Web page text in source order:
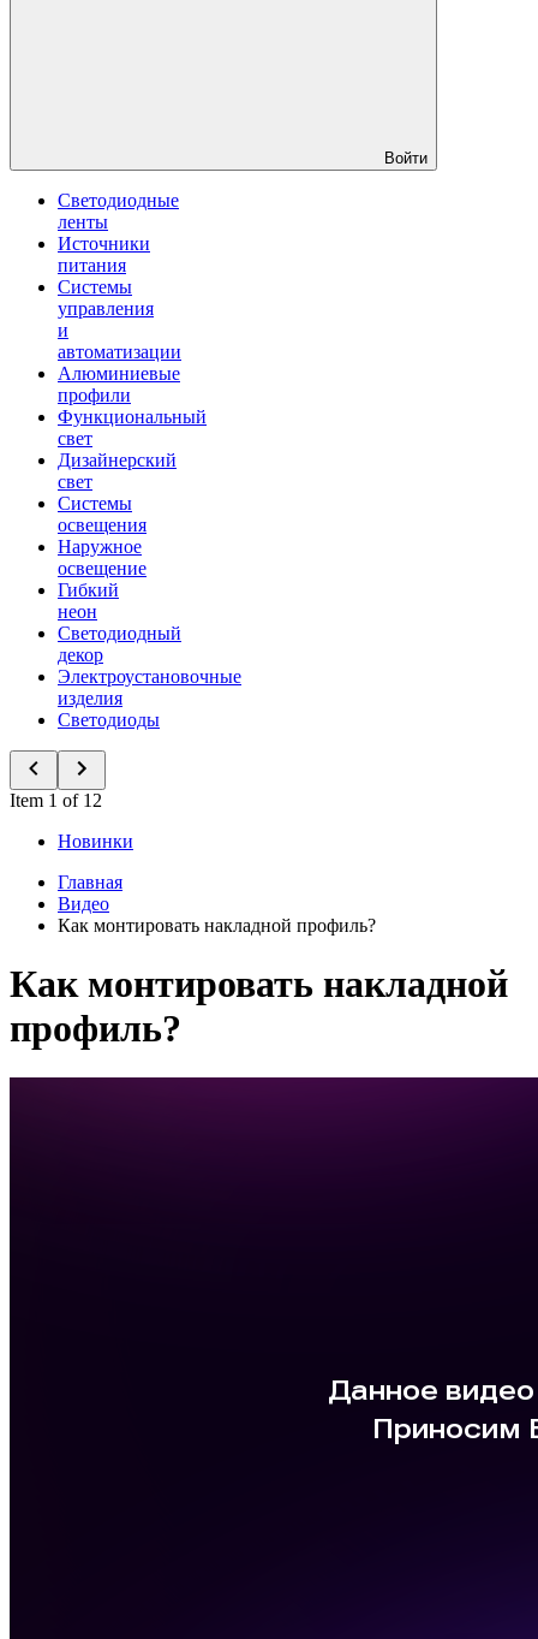
Войти
Светодиодные
ленты
Источники
питания
Системы
управления
и
автоматизации
Алюминиевые
профили
Функциональный
свет
Дизайнерский
свет
Системы
освещения
Наружное
освещение
Гибкий
неон
Светодиодный
декор
Электроустановочные
изделия
Светодиоды
Item 1 of 12
Новинки
Главная
Видео
Как монтировать накладной профиль?
Как монтировать накладной
профиль?